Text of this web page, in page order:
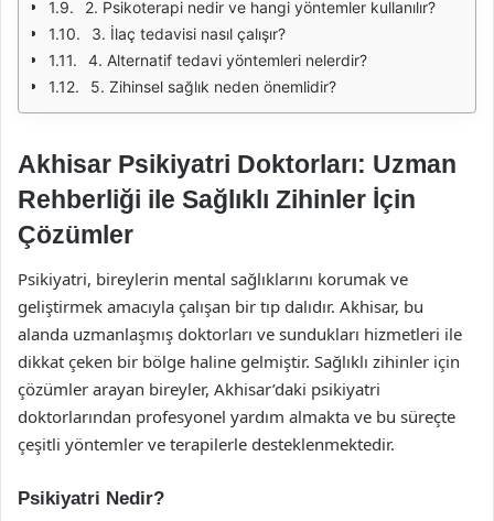
2. Psikoterapi nedir ve hangi yöntemler kullanılır?
3. İlaç tedavisi nasıl çalışır?
4. Alternatif tedavi yöntemleri nelerdir?
5. Zihinsel sağlık neden önemlidir?
Akhisar Psikiyatri Doktorları: Uzman
Rehberliği ile Sağlıklı Zihinler İçin
Çözümler
Psikiyatri, bireylerin mental sağlıklarını korumak ve
geliştirmek amacıyla çalışan bir tıp dalıdır. Akhisar, bu
alanda uzmanlaşmış doktorları ve sundukları hizmetleri ile
dikkat çeken bir bölge haline gelmiştir. Sağlıklı zihinler için
çözümler arayan bireyler, Akhisar’daki psikiyatri
doktorlarından profesyonel yardım almakta ve bu süreçte
çeşitli yöntemler ve terapilerle desteklenmektedir.
Psikiyatri Nedir?